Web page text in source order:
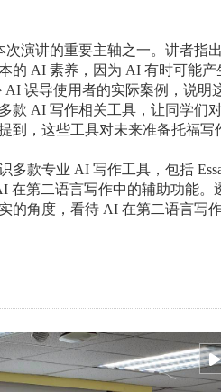
演讲的重要主轴之一。讲者指出
的 AI 素养，因为 AI 有时可能产
AI 误导使用者的实际案例，说明
款 AI 写作相关工具，让同学们
到，这些工具对未来准备托福写
多款专业 AI 写作工具，包括
在第二语言写作中的辅助功能。
的角度，看待 AI 在第二语言写